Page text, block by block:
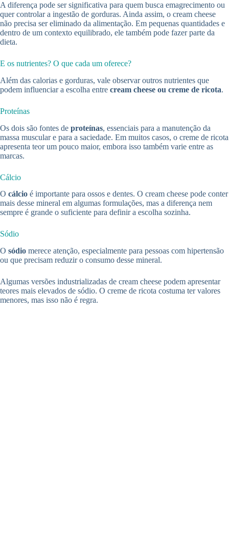
A diferença pode ser significativa para quem busca emagrecimento ou
quer controlar a ingestão de gorduras. Ainda assim, o cream cheese
não precisa ser eliminado da alimentação. Em pequenas quantidades e
dentro de um contexto equilibrado, ele também pode fazer parte da
dieta.
E os nutrientes? O que cada um oferece?
Além das calorias e gorduras, vale observar outros nutrientes que
podem influenciar a escolha entre cream cheese ou creme de ricota.
Proteínas
Os dois são fontes de proteínas, essenciais para a manutenção da
massa muscular e para a saciedade. Em muitos casos, o creme de ricota
apresenta teor um pouco maior, embora isso também varie entre as
marcas.
Cálcio
O cálcio é importante para ossos e dentes. O cream cheese pode conter
mais desse mineral em algumas formulações, mas a diferença nem
sempre é grande o suficiente para definir a escolha sozinha.
Sódio
O sódio merece atenção, especialmente para pessoas com hipertensão
ou que precisam reduzir o consumo desse mineral.
Algumas versões industrializadas de cream cheese podem apresentar
teores mais elevados de sódio. O creme de ricota costuma ter valores
menores, mas isso não é regra.